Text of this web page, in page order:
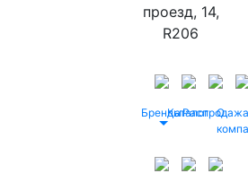
проезд, 14,
R206
БрендыКаталог
Распродажа
О